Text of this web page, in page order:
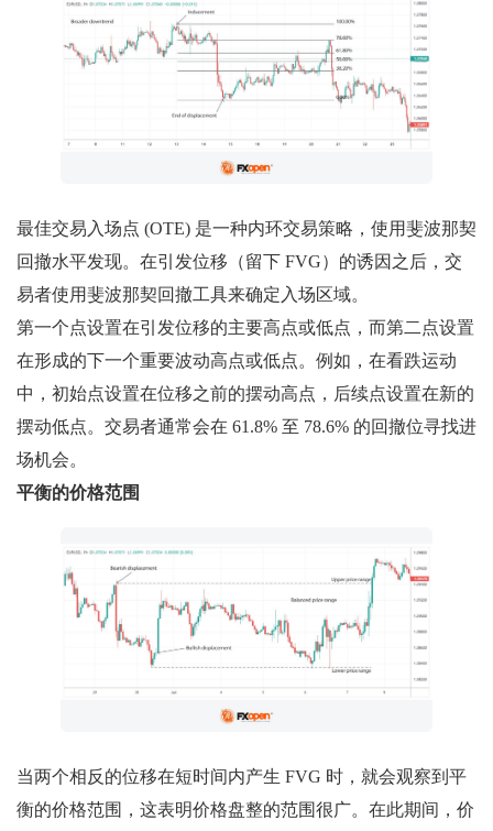
最佳交易入场点 (OTE) 是一种内环交易策略，使用斐波那契
回撤水平发现。在引发位移（留下 FVG）的诱因之后，交
易者使用斐波那契回撤工具来确定入场区域。
第一个点设置在引发位移的主要高点或低点，而第二点设置
在形成的下一个重要波动高点或低点。例如，在看跌运动
中，初始点设置在位移之前的摆动高点，后续点设置在新的
摆动低点。交易者通常会在 61.8% 至 78.6% 的回撤位寻找进
场机会。
平衡的价格范围
当两个相反的位移在短时间内产生 FVG 时，就会观察到平
衡的价格范围，这表明价格盘整的范围很广。在此期间，价